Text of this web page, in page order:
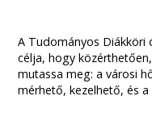
A Tudományos Diákköri
célja, hogy
mutassa meg: a városi
mérhető, kezelhető, és